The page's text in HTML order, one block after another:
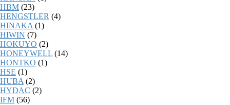
HBM (23)
HENGSTLER (4)
HINAKA (1)
HIWIN (7)
HOKUYO (2)
HONEYWELL (14)
HONTKO (1)
HSE (1)
HUBA (2)
HYDAC (2)
IFM (56)